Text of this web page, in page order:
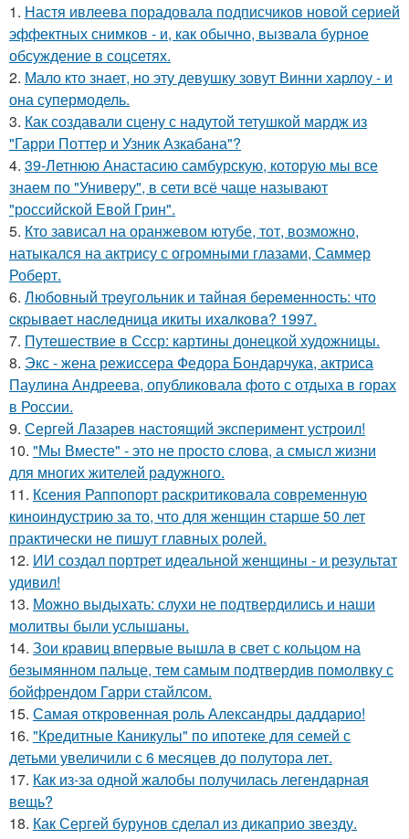
1. Настя ивлеева порадовала подписчиков новой серией
эффектных снимков - и, как обычно, вызвала бурное
обсуждение в соцсетях.
2. Мало кто знает, но эту девушку зовут Винни харлоу - и
она супермодель.
3. Как создавали сцену с надутой тетушкой мардж из
"Гарри Поттер и Узник Азкабана"?
4. 39-Летнюю Анастасию самбурскую, которую мы все
знаем по "Универу", в сети всё чаще называют
"российской Евой Грин".
5. Кто зависал на оранжевом ютубе, тот, возможно,
натыкался на актрису с огромными глазами, Саммер
Роберт.
6. Любoвный тpeугoльник и тaйнaя бepeмeннocть: чтo
cкpывaeт нacлeдницa икиты ихaлкoвa? 1997.
7. Путешествие в Ссср: картины донецкой художницы.
8. Экс - жена режиссера Федора Бондарчука, актриса
Паулина Андреева, опубликовала фото с отдыха в горах
в России.
9. Сергей Лазарев настоящий эксперимент устроил!
10. "Мы Вместе" - это не просто слова, а смысл жизни
для многих жителей радужного.
11. Ксения Раппопорт раскритиковала современную
киноиндустрию за то, что для женщин старше 50 лет
практически не пишут главных ролей.
12. ИИ создал портрет идеальной женщины - и результат
удивил!
13. Можно выдыхать: слухи не подтвердились и наши
молитвы были услышаны.
14. Зои кравиц впервые вышла в свет с кольцом на
безымянном пальце, тем самым подтвердив помолвку с
бойфрендом Гарри стайлсом.
15. Самая откровенная роль Александры даддарио!
16. "Кредитные Каникулы" по ипотеке для семей с
детьми увеличили с 6 месяцев до полутора лет.
17. Как из-за одной жалобы получилась легендарная
вещь?
18. Как Сергей бурунов сделал из дикаприо звезду.